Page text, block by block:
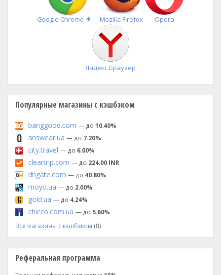
Google Chrome
Быстрая
установка
Mozilla Firefox Opera
Яндекс.Браузер
Популярные магазины с кэшбэком
banggood.com — до 10.40%
answear.ua — до 7.20%
city.travel — до 6.00%
cleartrip.com — до 224.00 INR
dhgate.com — до 40.80%
moyo.ua — до 2.00%
gold.ua — до 4.24%
chicco.com.ua — до 5.60%
Все магазины с кэшбэком (8)
Реферальная программа